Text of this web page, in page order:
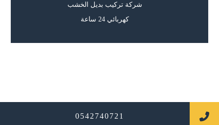
شركة تركيب بديل الخشب
كهربائي 24 ساعة
0542740721